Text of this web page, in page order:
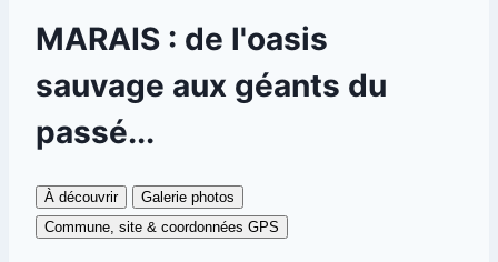
MARAIS : de l'oasis
sauvage aux géants du
passé...
À découvrir
Galerie photos
Commune, site & coordonnées GPS